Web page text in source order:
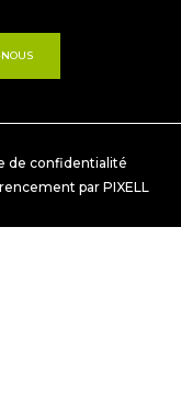
de confidentialité
par PIXELL